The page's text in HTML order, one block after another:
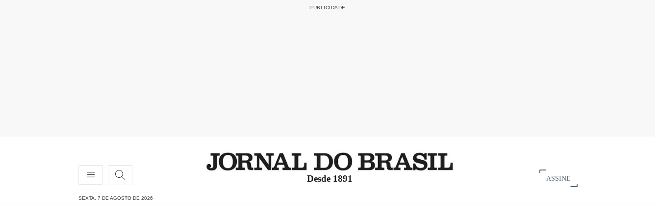
Desde 1891 ASSINE
SEXTA, 7 DE AGOSTO DE 2026